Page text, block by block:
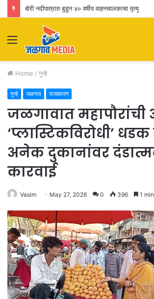
बोरी नदीपात्रात बुडून ४० वर्षीय वाहनचालकाचा मृत्यू
Menu
Home / गुन्हे
गुन्हे जळगाव राजकारण
जळगावात
‘प्लास्टिकविरोधी’
अनेक दुकानांवर
कारवाई
Vasim May 27, 2026 0 396 1